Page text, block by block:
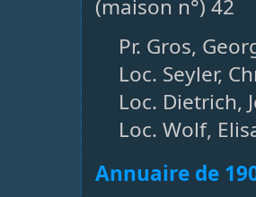
(maison n°) 42
Pr. Gros,
Loc. Seyler,
Loc. Dietrich,
Loc. Wolf,
Annuaire de